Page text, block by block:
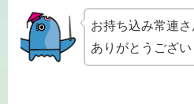
お持ち込み常連
ありがとうござい